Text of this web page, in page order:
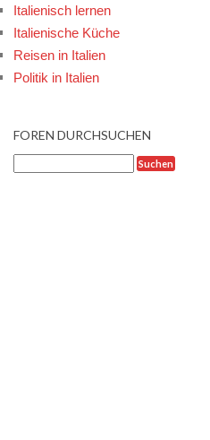
Italienisch lernen
Italienische Küche
Reisen in Italien
Politik in Italien
FOREN DURCHSUCHEN